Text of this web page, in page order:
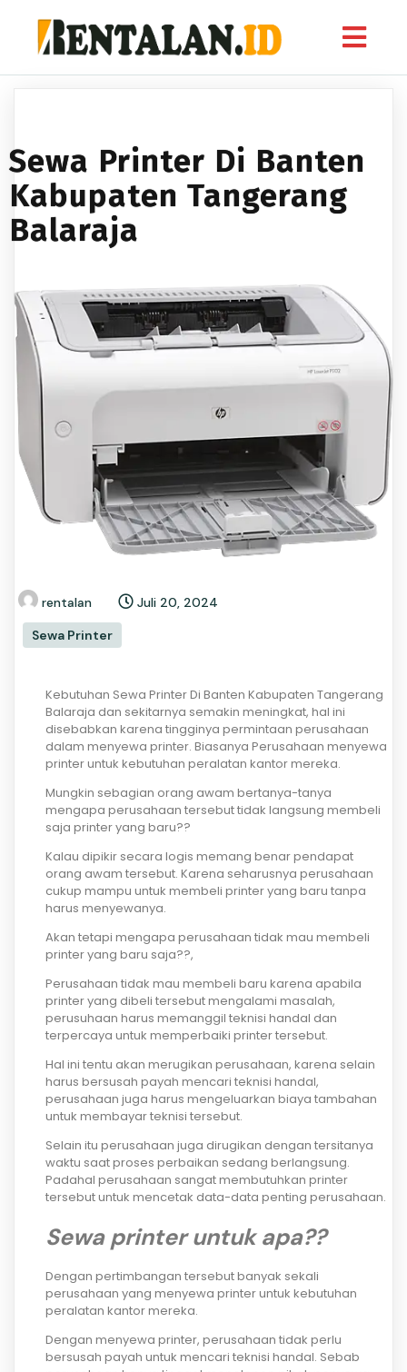
Sewa Printer Di Banten
Kabupaten Tangerang
Balaraja
rentalan
Juli 20, 2024
Sewa Printer
Kebutuhan Sewa Printer Di Banten Kabupaten Tangerang
Balaraja dan sekitarnya semakin meningkat, hal ini
disebabkan karena tingginya permintaan perusahaan
dalam menyewa printer. Biasanya Perusahaan menyewa
printer untuk kebutuhan peralatan kantor mereka.
Mungkin sebagian orang awam bertanya-tanya
mengapa perusahaan tersebut tidak langsung membeli
saja printer yang baru??
Kalau dipikir secara logis memang benar pendapat
orang awam tersebut. Karena seharusnya perusahaan
cukup mampu untuk membeli printer yang baru tanpa
harus menyewanya.
Akan tetapi mengapa perusahaan tidak mau membeli
printer yang baru saja??,
Perusahaan tidak mau membeli baru karena apabila
printer yang dibeli tersebut mengalami masalah,
perusuhaan harus memanggil teknisi handal dan
terpercaya untuk memperbaiki printer tersebut.
Hal ini tentu akan merugikan perusahaan, karena selain
harus bersusah payah mencari teknisi handal,
perusahaan juga harus mengeluarkan biaya tambahan
untuk membayar teknisi tersebut.
Selain itu perusahaan juga dirugikan dengan tersitanya
waktu saat proses perbaikan sedang berlangsung.
Padahal perusahaan sangat membutuhkan printer
tersebut untuk mencetak data-data penting perusahaan.
Sewa printer untuk apa??
Dengan pertimbangan tersebut banyak sekali
perusahaan yang menyewa printer untuk kebutuhan
peralatan kantor mereka.
Dengan menyewa printer, perusahaan tidak perlu
bersusah payah untuk mencari teknisi handal. Sebab